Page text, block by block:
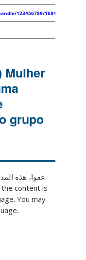
123456789/168436
Mulher
grupo
عفوا، هذه.
content is
You may